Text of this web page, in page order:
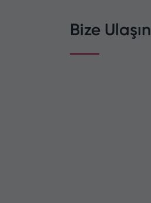
Bize Ulaşın